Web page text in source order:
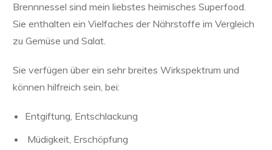
Brennnessel sind mein liebstes heimisches Superfood.
Sie enthalten ein Vielfaches der Nährstoffe im Vergleich
zu Gemüse und Salat.
Sie verfügen über ein sehr breites Wirkspektrum und
können hilfreich sein, bei:
Entgiftung, Entschlackung
Müdigkeit, Erschöpfung